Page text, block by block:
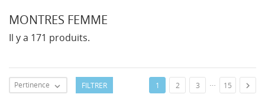
MONTRES FEMME
Il y a 171 produits.
Pertinence  FILTRER 1 2 3 … 15 